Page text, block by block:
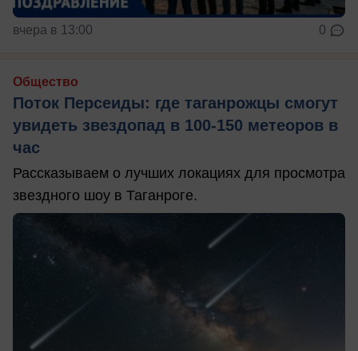
вчера в 13:00 0
Общество
Поток Персеиды: где таганрожцы смогут
увидеть звездопад в 100-150 метеоров в
час
Рассказываем о лучших локациях для просмотра
звездного шоу в Таганроге.